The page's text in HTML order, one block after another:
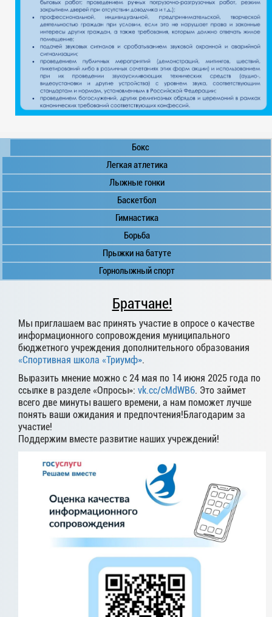
Бокс
Легкая атлетика
Лыжные гонки
Баскетбол
Гимнастика
Борьба
Прыжки на батуте
Горнолыжный спорт
Братчане!
Мы приглашаем вас принять участие в опросе о качестве
информационного сопровождения муниципального
бюджетного учреждения дополнительного образования
«Спортивная школа «Триумф».
Выразить мнение можно с 24 мая по 14 июня 2025 года по
ссылке в разделе «Опросы»: vk.cc/cMdWB6. Это займет
всего две минуты вашего времени, а нам поможет лучше
понять ваши ожидания и предпочтения!Благодарим за
участие!
Поддержим вместе развитие наших учреждений!